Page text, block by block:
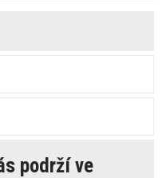
podrží ve